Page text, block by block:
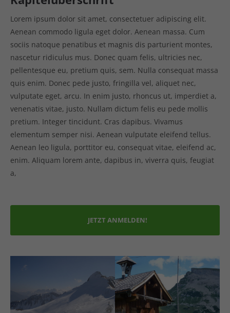
Lorem ipsum dolor sit amet, consectetuer adipiscing elit.
Aenean commodo ligula eget dolor. Aenean massa. Cum
sociis natoque penatibus et magnis dis parturient montes,
nascetur ridiculus mus. Donec quam felis, ultricies nec,
pellentesque eu, pretium quis, sem. Nulla consequat massa
quis enim. Donec pede justo, fringilla vel, aliquet nec,
vulputate eget, arcu. In enim justo, rhoncus ut, imperdiet a,
venenatis vitae, justo. Nullam dictum felis eu pede mollis
pretium. Integer tincidunt. Cras dapibus. Vivamus
elementum semper nisi. Aenean vulputate eleifend tellus.
Aenean leo ligula, porttitor eu, consequat vitae, eleifend ac,
enim. Aliquam lorem ante, dapibus in, viverra quis, feugiat
a,
JETZT ANMELDEN!